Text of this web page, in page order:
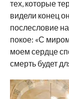
тех, которые
видели конец
послесловие
покое: «С
моем сердце
смерть будет